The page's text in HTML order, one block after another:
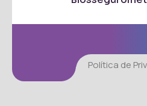
Política de